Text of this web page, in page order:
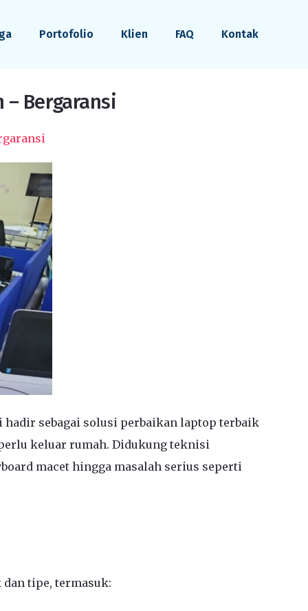
Portofolio Klien FAQ Kontak
– Bergaransi
hadir sebagai solusi perbaikan laptop terbaik
keluar rumah. Didukung teknisi
macet hingga masalah serius seperti
tipe, termasuk: